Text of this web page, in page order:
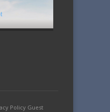
Policy Guest